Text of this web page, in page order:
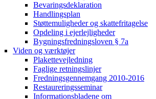
Bevaringsdeklaration
Handlingsplan
Støttemuligheder og skattefritagelse
Opdeling i ejerlejligheder
Bygningsfredningsloven § 7a
Viden og værktøjer
Plakettevejledning
Faglige retningslinjer
Fredningsgennemgang 2010-2016
Restaureringsseminar
Informationsbladene om